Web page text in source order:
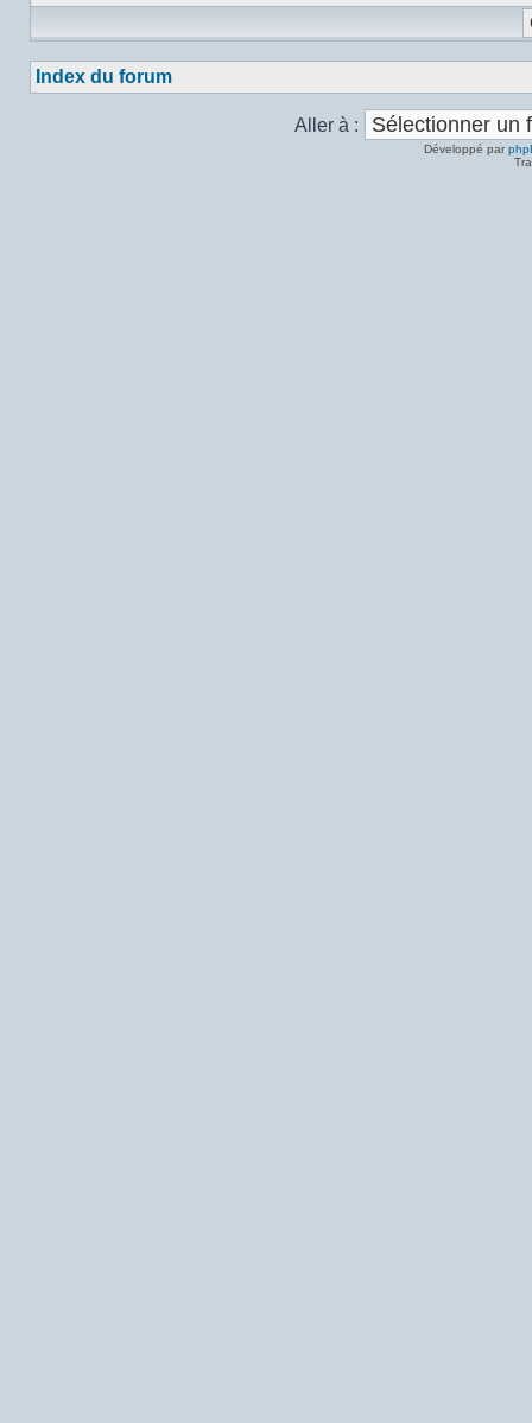
Index du forum
Aller à :
Développé par